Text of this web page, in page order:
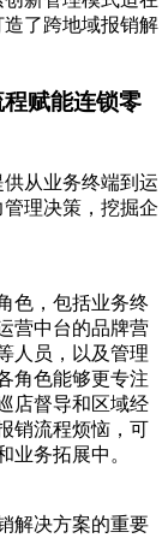
了跨地域报销解
赋能连锁零
从业务终端到运
理决策，挖掘企
色，包括业务终
营中台的品牌营
人员，以及管理
角色能够更专注
店督导和区域经
销流程烦恼，可
业务拓展中。
解决方案的重要